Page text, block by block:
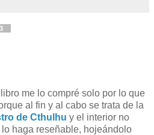
me lo compré solo por lo que
al fin y al cabo se trata de la
de Cthulhu y el interior no
haga reseñable, hojeándolo